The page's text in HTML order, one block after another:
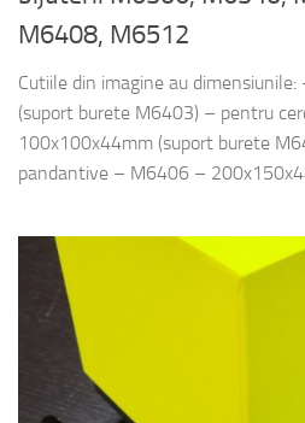
M6408, M6512
Cutiile din imagine au
(suport burete M6403) – pentru
100x100x44mm (suport burete
pandantive – M6406 –